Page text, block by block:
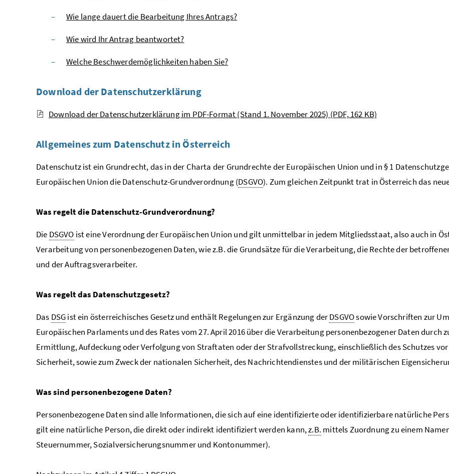
Wie lange dauert die Bearbeitung Ihres Antrags?
Wie wird Ihr Antrag beantwortet?
Welche Beschwerdemöglichkeiten haben Sie?
Download der Datenschutzerklärung
Download der Datenschutzerklärung im PDF-Format (Stand 1. November 2025) (PDF, 162 KB)
Allgemeines zum Datenschutz in Österreich
Datenschutz ist ein Grundrecht, das in der Charta der Grundrechte der Europäischen Union und in § 1
Europäischen Union die Datenschutz-Grundverordnung (DSGVO). Zum gleichen Zeitpunkt trat in Österreich das
Was regelt die Datenschutz-Grundverordnung?
Die DSGVO ist eine Verordnung der Europäischen Union und gilt unmittelbar in jedem Mitgliedsstaat, also auch in
Verarbeitung von personenbezogenen Daten, wie z.B. die Grundsätze für die Verarbeitung, die Rechte der
und der Auftragsverarbeiter.
Was regelt das Datenschutzgesetz?
Das DSGist ein österreichisches Gesetz und enthält Regelungen zur Ergänzung derDSGVOsowie Vorschriften zur
Europäischen Parlaments und des Rates vom 27. April 2016 über die Verarbeitung personenbezogener Daten durch
Ermittlung, Aufdeckung oder Verfolgung von Straftaten oder der Strafvollstreckung, einschließlich des Schutzes
Sicherheit, sowie zum Zweck der nationalen Sicherheit, des Nachrichtendienstes und der militärischen
Was sind personenbezogene Daten?
Personenbezogene Daten sind alle Informationen, die sich auf eine identifizierte oder identifizierbare natürliche
gilt eine natürliche Person, die direkt oder indirekt identifiziert werden kann,z.B. mittels Zuordnung zu einem
Steuernummer, Sozialversicherungsnummer und Kontonummer).